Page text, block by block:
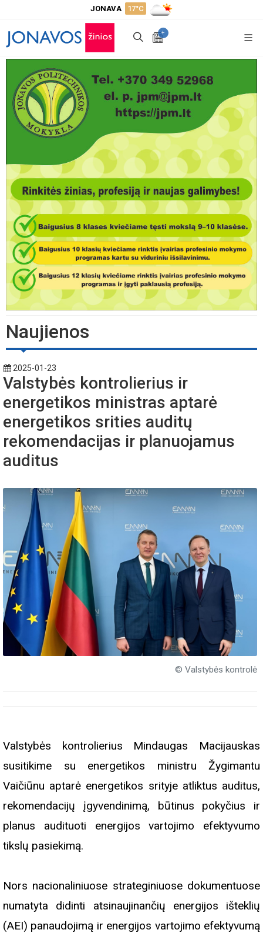
JONAVA 17°C
+
Naujienos
2025-01-23
Valstybės kontrolierius ir
energetikos ministras aptarė
energetikos srities auditų
rekomendacijas ir planuojamus
auditus
© Valstybės kontrolė
Valstybės kontrolierius Mindaugas Macijauskas
susitikime su energetikos ministru Žygimantu
Vaičiūnu aptarė energetikos srityje atliktus auditus,
rekomendacijų įgyvendinimą, būtinus pokyčius ir
planus audituoti energijos vartojimo efektyvumo
tikslų pasiekimą.
Nors nacionaliniuose strateginiuose dokumentuose
numatyta didinti atsinaujinančių energijos išteklių
(AEI) panaudojimą ir energijos vartojimo efektyvumą